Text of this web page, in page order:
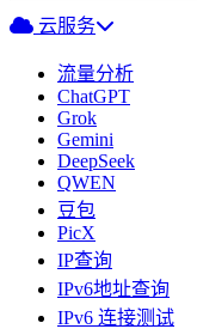
云服务
流量分析
ChatGPT
Grok
Gemini
DeepSeek
QWEN
豆包
PicX
IP查询
IPv6地址查询
IPv6 连接测试